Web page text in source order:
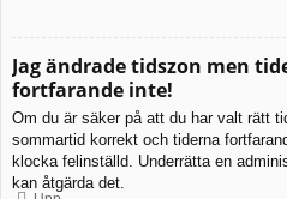
Jag ändrade tidszon men
fortfarande inte!
Om du är säker på att du har valt rätt
sommartid korrekt och tiderna
klocka felinställd. Underrätta en
kan åtgärda det.